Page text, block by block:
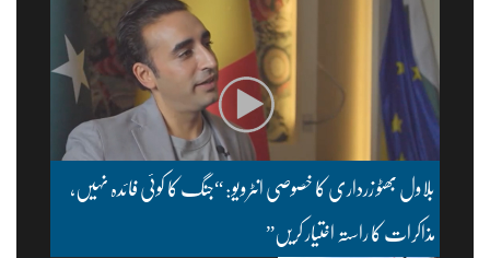
بلاول بھٹو زرداری کا خصوصی انٹرویو: “جنگ کا کوئی فائدہ نہیں،
مذاکرات کا راستہ اختیار کریں”